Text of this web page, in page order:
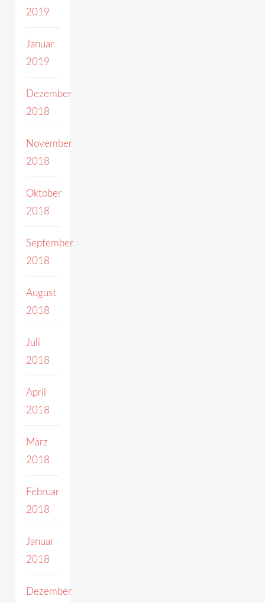
2019
Januar
2019
Dezember
2018
November
2018
Oktober
2018
September
2018
August
2018
Juli
2018
April
2018
März
2018
Februar
2018
Januar
2018
Dezember